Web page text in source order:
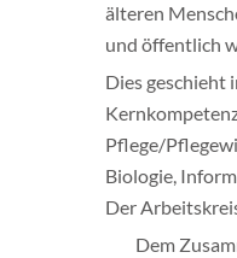
älteren
und öffentlich
Dies geschieht
Pflege/
Biologie,
Der
Dem